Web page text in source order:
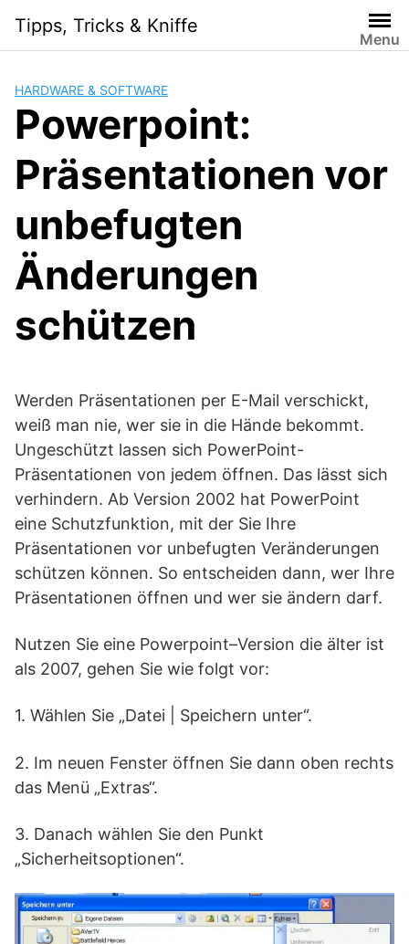
content
Tipps, Tricks & Kniffe
Menu
HARDWARE & SOFTWARE
Powerpoint:
Präsentationen vor
unbefugten
Änderungen
schützen
Werden Präsentationen per E-Mail verschickt,
weiß man nie, wer sie in die Hände bekommt.
Ungeschützt lassen sich PowerPoint-
Präsentationen von jedem öffnen. Das lässt sich
verhindern. Ab Version 2002 hat PowerPoint
eine Schutzfunktion, mit der Sie Ihre
Präsentationen vor unbefugten Veränderungen
schützen können. So entscheiden dann, wer Ihre
Präsentationen öffnen und wer sie ändern darf.
Nutzen Sie eine Powerpoint–Version die älter ist
als 2007, gehen Sie wie folgt vor:
1. Wählen Sie „Datei | Speichern unter“.
2. Im neuen Fenster öffnen Sie dann oben rechts
das Menü „Extras“.
3. Danach wählen Sie den Punkt
„Sicherheitsoptionen“.